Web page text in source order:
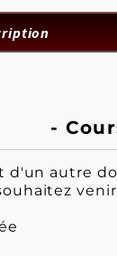
-
d'un autre